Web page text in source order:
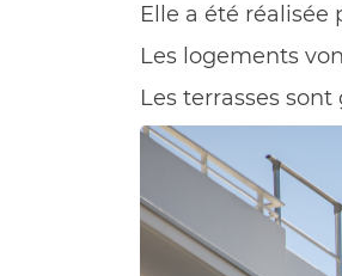
Elle a été réalisée
Les logements
Les terrasses